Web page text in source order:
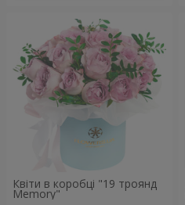
Квіти в коробці "19 троянд
Memory"